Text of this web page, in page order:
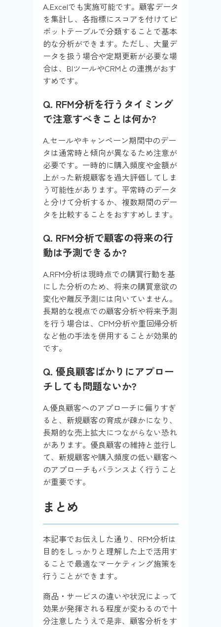
A.Excelでも実施可能です。顧客データ
を集計し、各指標にスコアを付けてピ
ボットテーブルで分類することで基本
的な分析ができます。ただし、大量デ
ータを扱う場合や定期更新が必要な場
合は、BIツールやCRMとの連携がおす
すめです。
Q. RFM分析を行うタイミング
で注意すべきことは何か?
A.セールやキャンペーン期間中のデー
タは通常時と傾向が異なるため注意が
必要です。一時的に購入頻度や金額が
上がった新規顧客を過大評価してしま
う可能性があります。平常時のデータ
と分けて分析するか、複数期間のデー
タを比較することをおすすめします。
Q. RFM分析で顧客の将来の行
動は予測できるか?
A.RFM分析は現時点での購買行動を基
にした分析のため、将来の購買意欲の
変化や離反予測には向いていません。
長期的な視点での顧客分析や将来予測
を行う場合は、CPM分析や重回帰分析
など他の手法を併用することが効果的
です。
Q. 優良顧客ばかりにアプロー
チしても問題ないか?
A.優良顧客へのアプローチに偏りすぎ
ると、新規顧客の育成が疎かになり、
長期的な売上拡大につながらない恐れ
があります。優良顧客の維持と並行し
て、新規顧客や購入頻度の低い顧客へ
のアプローチもバランスよく行うこと
が重要です。
まとめ
本記事でお伝えした通り、RFM分析は
目的をしっかりと理解した上で活用す
ることで最適なマーケティング施策を
行うことができます。
商品・サービスの違いや状況によって
効果が発揮される程度が変わるので十
分注意したうえで是非、顧客分析をす